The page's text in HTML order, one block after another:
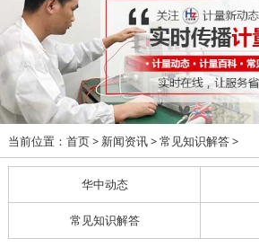
当前位置： 首页> 新闻资讯> 常见知识解答>
华中动态
常见知识解答